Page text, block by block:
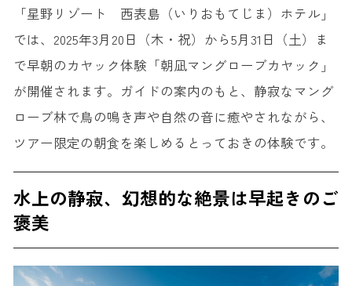
「星野リゾート 西表島（いりおもてじま）ホテル」
では、2025年3月20日（木・祝）から5月31日（土）ま
で早朝のカヤック体験「朝凪マングローブカヤック」
が開催されます。ガイドの案内のもと、静寂なマング
ローブ林で鳥の鳴き声や自然の音に癒やされながら、
ツアー限定の朝食を楽しめるとっておきの体験です。
水上の静寂、幻想的な絶景は早起きのご
褒美